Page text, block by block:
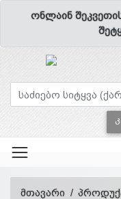
ონლაინ
მთავარი